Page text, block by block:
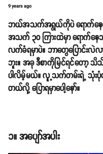
9 years ago
ဘယ်အသက်အရွယ်ကိုပဲ ရောက်နေ
အသက် ၃၀ ကြားထဲမှာ ရောက်နေ
လက်ခံရမှာပဲ။ ဘာတွေပြောင်
ဘူး။ အခု ဒီစာကိုမြင်ရင်တော့
ပါလိမ့်မယ်။ လူ့သက်တမ်းရဲ့ သုံး
တယ်လို့ ပြောရမှာပေါ့နော်။
၁။ အပျော်အပါး